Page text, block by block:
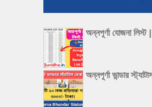
অন্নপূর্ণা যোজনা
অন্নপূর্ণা ভান্ডার